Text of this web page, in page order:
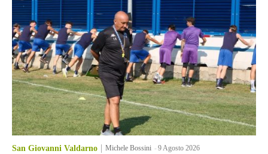
San Giovanni Valdarno Michele Bossini -9 Agosto 2026